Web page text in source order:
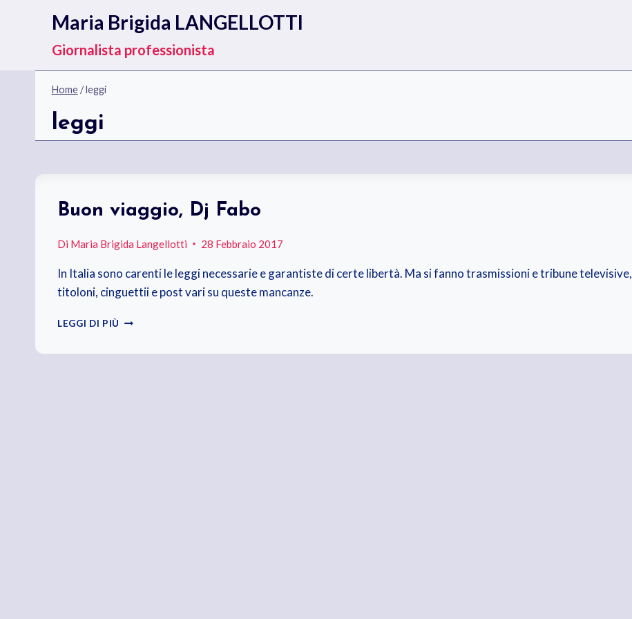
contenuto
Maria Brigida LANGELLOTTI
Giornalista professionista
Home/leggi
leggi
Buon viaggio, Dj Fabo
Di Maria Brigida Langellotti 28 Febbraio 2017
In Italia sono carenti le leggi necessarie e garantiste di certe libertà. Ma si fanno trasmissioni e tribune televisive,
titoloni, cinguettii e post vari su queste mancanze.
LEGGI DI PIÙ BUON